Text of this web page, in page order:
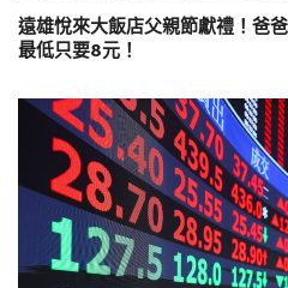
遠雄悅來大飯店父親節獻禮！爸
最低只要8元！